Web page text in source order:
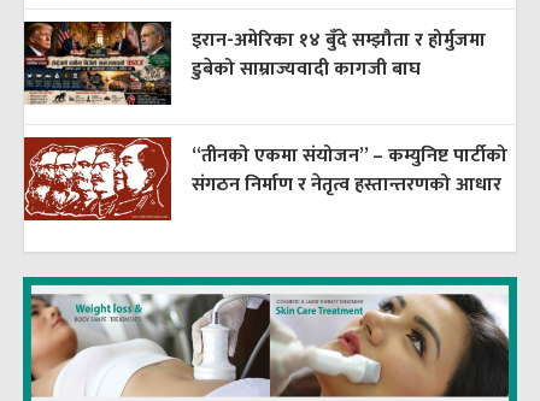
इरान-अमेरिका १४ बुँदे सम्झौता र होर्मुजमा
डुबेको साम्राज्यवादी कागजी बाघ
“तीनको एकमा संयोजन” – कम्युनिष्ट पार्टीको
संगठन निर्माण र नेतृत्व हस्तान्तरणको आधार